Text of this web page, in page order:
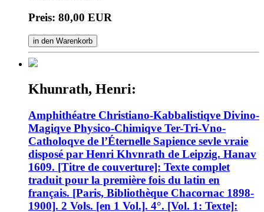
Preis: 80,00 EUR
in den Warenkorb
Khunrath, Henri:
Amphithéatre Christiano-Kabbalistiqve Divino-
Magiqve Physico-Chimiqve Ter-Tri-Vno-
Catholoqve de l’Éternelle Sapience sevle vraie
disposé par Henri Khvnrath de Leipzig. Hanav
1609. [Titre de couverture]: Texte complet
traduit pour la première fois du latin en
français. [Paris, Bibliothèque Chacornac 1898-
1900]. 2 Vols. [en 1 Vol.]. 4°. [Vol. 1: Texte]: